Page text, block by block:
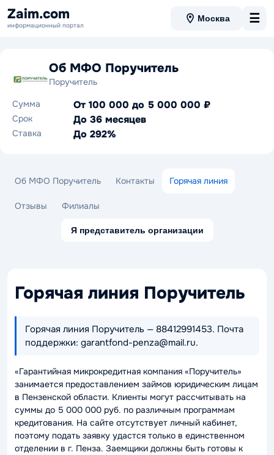
Zaim.com
информационный портал
Москва ☰
Об МФО Поручитель
Поручитель
Сумма
От 100 000 до 5 000 000 ₽
Срок До 36 месяцев
Ставка До 292%
Об МФО Поручитель Контакты Горячая линия
Отзывы Филиалы
Я представитель организации
Горячая линия Поручитель
Горячая линия Поручитель — 88412991453. Почта
поддержки: garantfond-penza@mail.ru.
«Гарантийная микрокредитная компания «Поручитель»
занимается предоставлением займов юридическим лицам
в Пензенской области. Клиенты могут рассчитывать на
суммы до 5 000 000 руб. по различным программам
кредитования. На сайте отсутствует личный кабинет,
поэтому подать заявку удастся только в единственном
отделении в г. Пенза. Заемщики должны быть готовы к